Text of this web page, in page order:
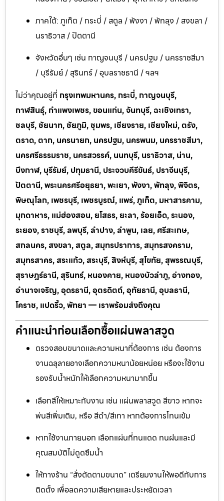
ภาคใต้: ภูเก็ต / กระบี่ / สตูล / พังงา / พัทลุง / สงขลา /
นราธิวาส / ปัตตานี
จังหวัดอื่นๆ เช่น กาญจนบุรี / นครปฐม / นครราชสีมา
/ บุรีรัมย์ / สุรินทร์ / อุบลราชธานี / ฯลฯ
ไม่ว่าคุณอยู่ที่ กรุงเทพมหานคร, กระบี่, กาญจนบุรี,
กาฬสินธุ์, กำแพงเพชร, ขอนแก่น, จันทบุรี, ฉะเชิงเทรา,
ชลบุรี, ชัยนาท, ชัยภูมิ, ชุมพร, เชียงราย, เชียงใหม่, ตรัง,
ตราด, ตาก, นครนายก, นครปฐม, นครพนม, นครราชสีมา,
นครศรีธรรมราช, นครสวรรค์, นนทบุรี, นราธิวาส, น่าน,
บึงกาฬ, บุรีรัมย์, ปทุมธานี, ประจวบคีรีขันธ์, ปราจีนบุรี,
ปัตตานี, พระนครศรีอยุธยา, พะเยา, พังงา, พัทลุง, พิจิตร,
พิษณุโลก, เพชรบุรี, เพชรบูรณ์, แพร่, ภูเก็ต, มหาสารคาม,
มุกดาหาร, แม่ฮ่องสอน, ยโสธร, ยะลา, ร้อยเอ็ด, ระนอง,
ระยอง, ราชบุรี, ลพบุรี, ลำปาง, ลำพูน, เลย, ศรีสะเกษ,
สกลนคร, สงขลา, สตูล, สมุทรปราการ, สมุทรสงคราม,
สมุทรสาคร, สระแก้ว, สระบุรี, สิงห์บุรี, สุโขทัย, สุพรรณบุรี,
สุราษฎร์ธานี, สุรินทร์, หนองคาย, หนองบัวลำภู, อ่างทอง,
อำนาจเจริญ, อุดรธานี, อุตรดิตถ์, อุทัยธานี, อุบลธานี,
โคราช, แปดริ้ว, พัทยา — เราพร้อมส่งถึงคุณ
คำแนะนำก่อนเลือกซื้อแผ่นพลาสวูด
ตรวจสอบขนาดและความหนาที่ต้องการ เช่น ต้องการ
งานฉลุลายอาจเลือกความหนาน้อยหน่อย หรือจะใช้งาน
รองรับน้ำหนักให้เลือกความหนามากขึ้น
เลือกสีให้เหมาะกับงาน เช่น แผ่นพลาสวูด สีขาว หากจะ
พ่นสีเพิ่มเติม, หรือ สีดำ/สีเทา หากต้องการโทนเข้ม
หากใช้งานภายนอก เลือกแผ่นที่ทนแดด ทนฝนและมี
คุณสมบัติไม่ดูดซึมน้ำ
ให้ทางร้าน “สั่งตัดตามขนาด” เตรียมงานให้พอดีกับการ
ติดตั้ง เพื่อลดความเสียหายและประหยัดเวลา